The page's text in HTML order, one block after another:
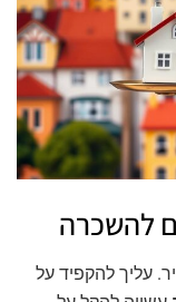
להשכרה
עליך להקפיד על